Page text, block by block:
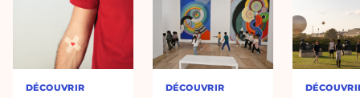
DÉCOUVRIR DÉCOUVRIR